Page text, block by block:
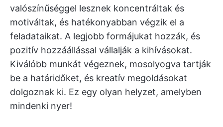
valószínűséggel lesznek koncentráltak és
motiváltak, és hatékonyabban végzik el a
feladataikat. A legjobb formájukat hozzák, és
pozitív hozzáállással vállalják a kihívásokat.
Kiválóbb munkát végeznek, mosolyogva tartják
be a határidőket, és kreatív megoldásokat
dolgoznak ki. Ez egy olyan helyzet, amelyben
mindenki nyer!